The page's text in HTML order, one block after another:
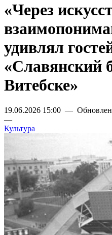
«Через
удивлял
«Славянский
Витебске»
19.06.2026 15:00 —
—
Культура